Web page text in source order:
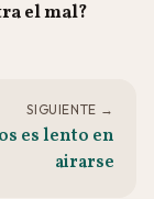
el mal?
SIGUIENTE →
es lento en
airarse